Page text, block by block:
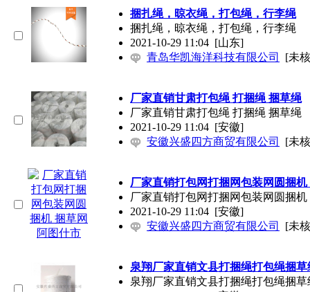
捆扎绳，晾衣绳，打包绳，行李绳
捆扎绳，晾衣绳，打包绳，行李绳
2021-10-29 11:04 [山东]
青岛华凯海洋科技有限公司
[未
厂家直销甘肃打包绳 打捆绳 捆草绳
厂家直销甘肃打包绳 打捆绳 捆草绳
2021-10-29 11:04 [安徽]
安徽兴盛四方商贸有限公司
[未
厂家直销打包网打捆网包装网圆捆
厂家直销打包网打捆网包装网圆捆
2021-10-29 11:04 [安徽]
安徽兴盛四方商贸有限公司
[未
泉翔厂家直销文县打捆绳打包绳捆草
泉翔厂家直销文县打捆绳打包绳捆草